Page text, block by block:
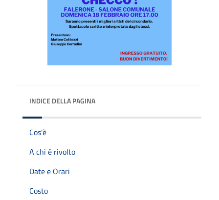
INDICE DELLA PAGINA
Cos'è
A chi è rivolto
Date e Orari
Costo